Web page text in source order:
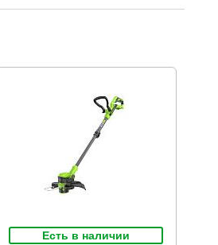
Есть в наличии